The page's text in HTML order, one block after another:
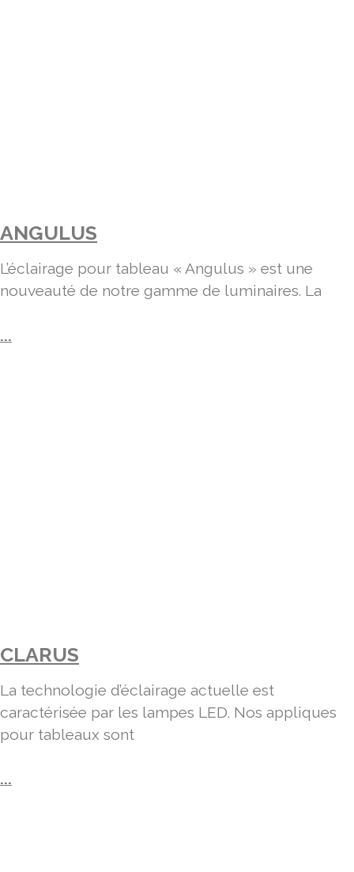
ANGULUS
L’éclairage pour tableau « Angulus » est une
nouveauté de notre gamme de luminaires. La
...
CLARUS
La technologie d’éclairage actuelle est
caractérisée par les lampes LED. Nos appliques
pour tableaux sont
...